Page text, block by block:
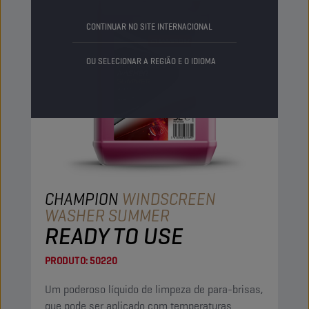
CONTINUAR NO SITE INTERNACIONAL
OU SELECIONAR A REGIÃO E O IDIOMA
CHAMPION WINDSCREEN
WASHER SUMMER
READY TO USE
PRODUTO:50220
Um poderoso líquido de limpeza de para-brisas,
que pode ser aplicado com temperaturas